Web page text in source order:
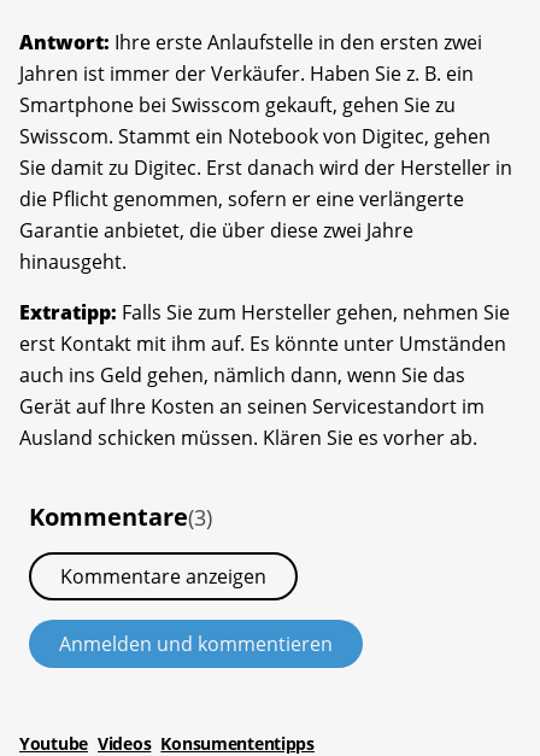
Antwort: Ihre erste Anlaufstelle in den ersten zwei
Jahren ist immer der Verkäufer. Haben Sie z. B. ein
Smartphone bei Swisscom gekauft, gehen Sie zu
Swisscom. Stammt ein Notebook von Digitec, gehen
Sie damit zu Digitec. Erst danach wird der Hersteller in
die Pflicht genommen, sofern er eine verlängerte
Garantie anbietet, die über diese zwei Jahre
hinausgeht.
Extratipp: Falls Sie zum Hersteller gehen, nehmen Sie
erst Kontakt mit ihm auf. Es könnte unter Umständen
auch ins Geld gehen, nämlich dann, wenn Sie das
Gerät auf Ihre Kosten an seinen Servicestandort im
Ausland schicken müssen. Klären Sie es vorher ab.
Kommentare(3)
Kommentare anzeigen
Anmelden und kommentieren
Youtube Videos Konsumententipps